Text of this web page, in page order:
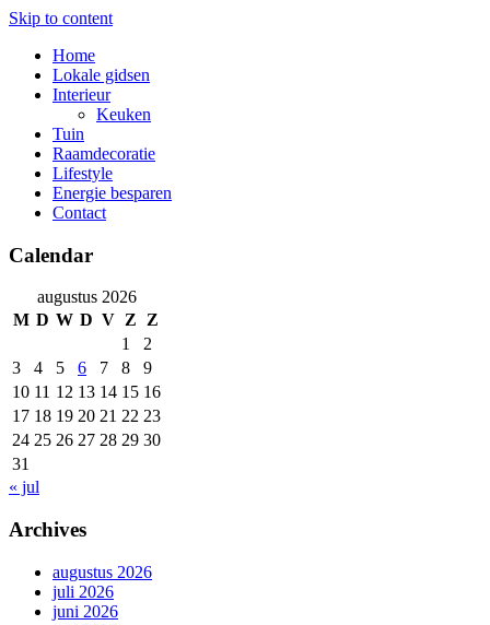
Skip to content
Home
Lokale gidsen
Interieur
Keuken
Tuin
Raamdecoratie
Lifestyle
Energie besparen
Contact
Calendar
augustus 2026
M D W D V Z Z
1
2
3
4 5 6 7 8
9
10 11 12 13 14 15 16
17 18 19 20 21 22 23
24 25 26 27 28 29 30
31
« jul
Archives
augustus 2026
juli 2026
juni 2026